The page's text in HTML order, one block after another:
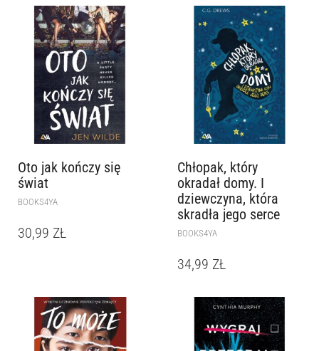
Oto jak kończy się
świat
BOOKS4YA
30,99 ZŁ
Chłopak, który
okradał domy. I
dziewczyna, która
skradła jego serce
BOOKS4YA
34,99 ZŁ